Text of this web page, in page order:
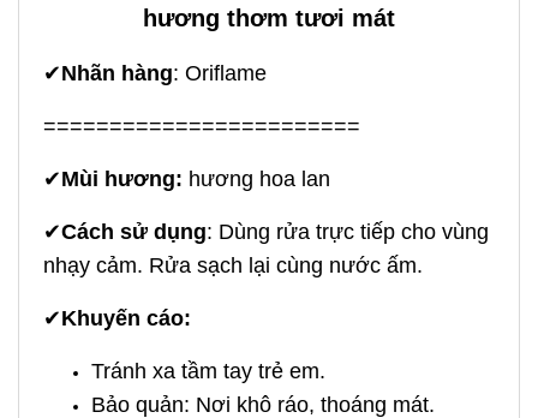
hương thơm tươi mát
✔Nhãn hàng: Oriflame
========================
✔Mùi hương: hương hoa lan
✔Cách sử dụng: Dùng rửa trực tiếp cho vùng
nhạy cảm. Rửa sạch lại cùng nước ấm.
✔Khuyến cáo:
Tránh xa tầm tay trẻ em.
Bảo quản: Nơi khô ráo, thoáng mát.